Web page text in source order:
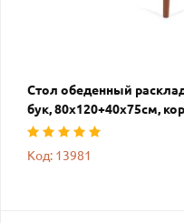
Стол обеденный
бук, 80х120+40х75см,
Код: 13981